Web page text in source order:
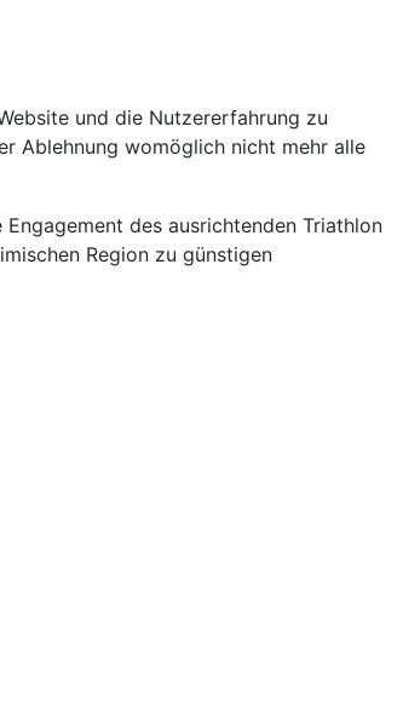
des ausrichtenden Triathlon
Region zu günstigen
und die Nutzererfahrung zu
Ablehnung womöglich nicht mehr alle